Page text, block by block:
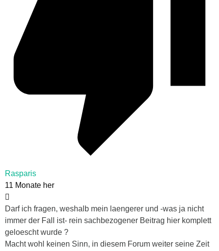
Rasparis
11 Monate her
Darf ich fragen, weshalb mein laengerer und -was ja nicht
immer der Fall ist- rein sachbezogener Beitrag hier komplett
geloescht wurde ?
Macht wohl keinen Sinn, in diesem Forum weiter seine Zeit